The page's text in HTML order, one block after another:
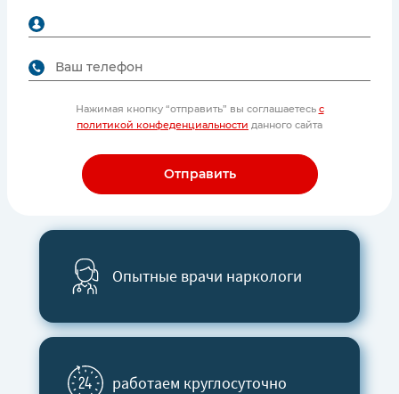
Нажимая кнопку “отправить” вы соглашаетесь с
политикой конфеденциальности данного сайта
Отправить
Опытные врачи наркологи
работаем круглосуточно